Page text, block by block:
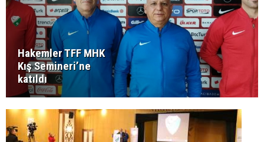
Hakemler TFF MHK
Kış Semineri’ne
katıldı